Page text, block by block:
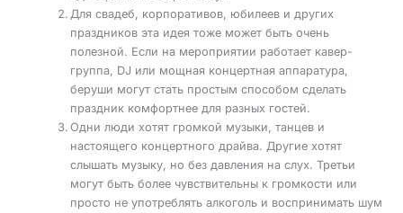
Для свадеб, корпоративов, юбилеев и других
праздников эта идея тоже может быть очень
полезной. Если на мероприятии работает кавер-
группа, DJ или мощная концертная аппаратура,
беруши могут стать простым способом сделать
праздник комфортнее для разных гостей.
Одни люди хотят громкой музыки, танцев и
настоящего концертного драйва. Другие хотят
слышать музыку, но без давления на слух. Третьи
могут быть более чувствительны к громкости или
просто не употреблять алкоголь и воспринимать шум